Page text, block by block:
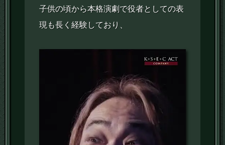
子供の頃から本格演劇で役者としての表
現も長く経験しており、